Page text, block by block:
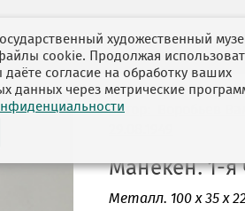
автор: Воробьев
Манекен. 1-я
Металл. 100 х 35 х
художественный
cookie. Продолжая
согласие на обработку ваших
данных через метрические